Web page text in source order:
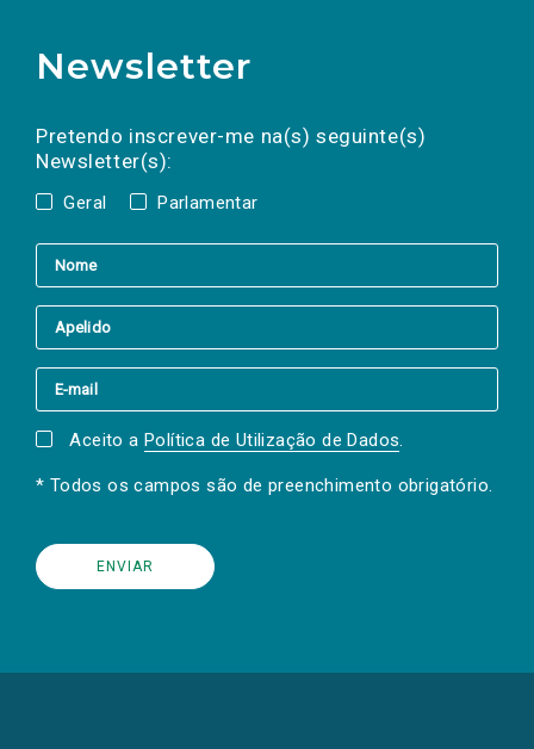
Newsletter
Pretendo inscrever-me na(s) seguinte(s)
Newsletter(s):
Geral Parlamentar
a(s) newsletter(s).
mail
Aceito a Política de Utilização de Dados.
* Todos os campos são de preenchimento obrigatório.